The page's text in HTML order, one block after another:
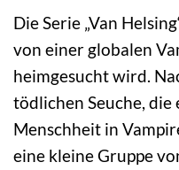
Die Serie „Van
von einer globalen
heimgesucht wird.
tödlichen Seuche,
Menschheit in
eine kleine Gruppe